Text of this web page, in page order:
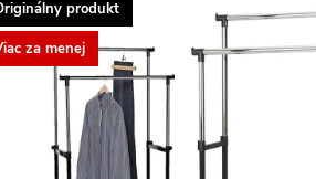
produkt
za menej